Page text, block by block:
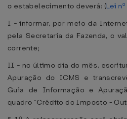
o estabelecimento deverá: (Lei
I - informar, por meio da
pela Secretaria da Fazenda, o
corrente;
II - no último dia do mês,
Apuração do ICMS e
Guia de Informação e
quadro "Crédito do Imposto -